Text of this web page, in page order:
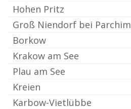
Hohen Pritz
Groß Niendorf bei Parchim
Borkow
Krakow am See
Plau am See
Kreien
Karbow-Vietlübbe